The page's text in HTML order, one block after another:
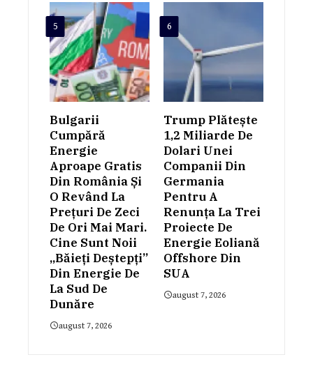
5
Bulgarii
Cumpără
Energie
Aproape Gratis
Din România Și
O Revând La
Prețuri De Zeci
De Ori Mai Mari.
Cine Sunt Noii
„băieți Deștepți”
Din Energie De
La Sud De
Dunăre
august 7, 2026
6
Trump Plătește
1,2 Miliarde De
Dolari Unei
Companii Din
Germania
Pentru A
Renunța La Trei
Proiecte De
Energie Eoliană
Offshore Din
SUA
august 7, 2026